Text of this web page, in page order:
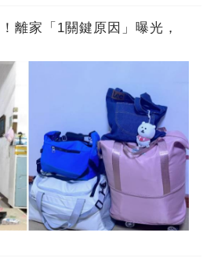
離家「1關鍵原因」曝光，